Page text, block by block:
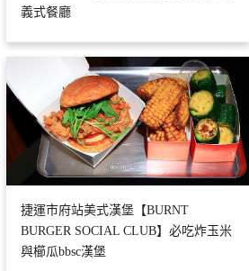
義式餐廳
捷運市府站美式漢堡【BURNT
BURGER SOCIAL CLUB】必吃炸玉米
與櫛瓜bbsc漢堡